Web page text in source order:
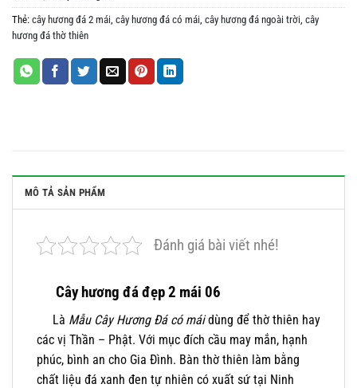
Thẻ: cây hương đá 2 mái, cây hương đá có mái, cây hương đá ngoài trời, cây
hương đá thờ thiên
MÔ TẢ SẢN PHẨM
Đánh giá bài viết nhé!
Cây hương đá đẹp 2 mái 06
Là Mẫu Cây Hương Đá có máidùng để thờ thiên hay
các vị Thần – Phật. Với mục đích cầu may mắn, hạnh
phúc, bình an cho Gia Đình. Bàn thờ thiên làm bằng
chất liệu đá xanh đen tự nhiên có xuất sứ tại Ninh